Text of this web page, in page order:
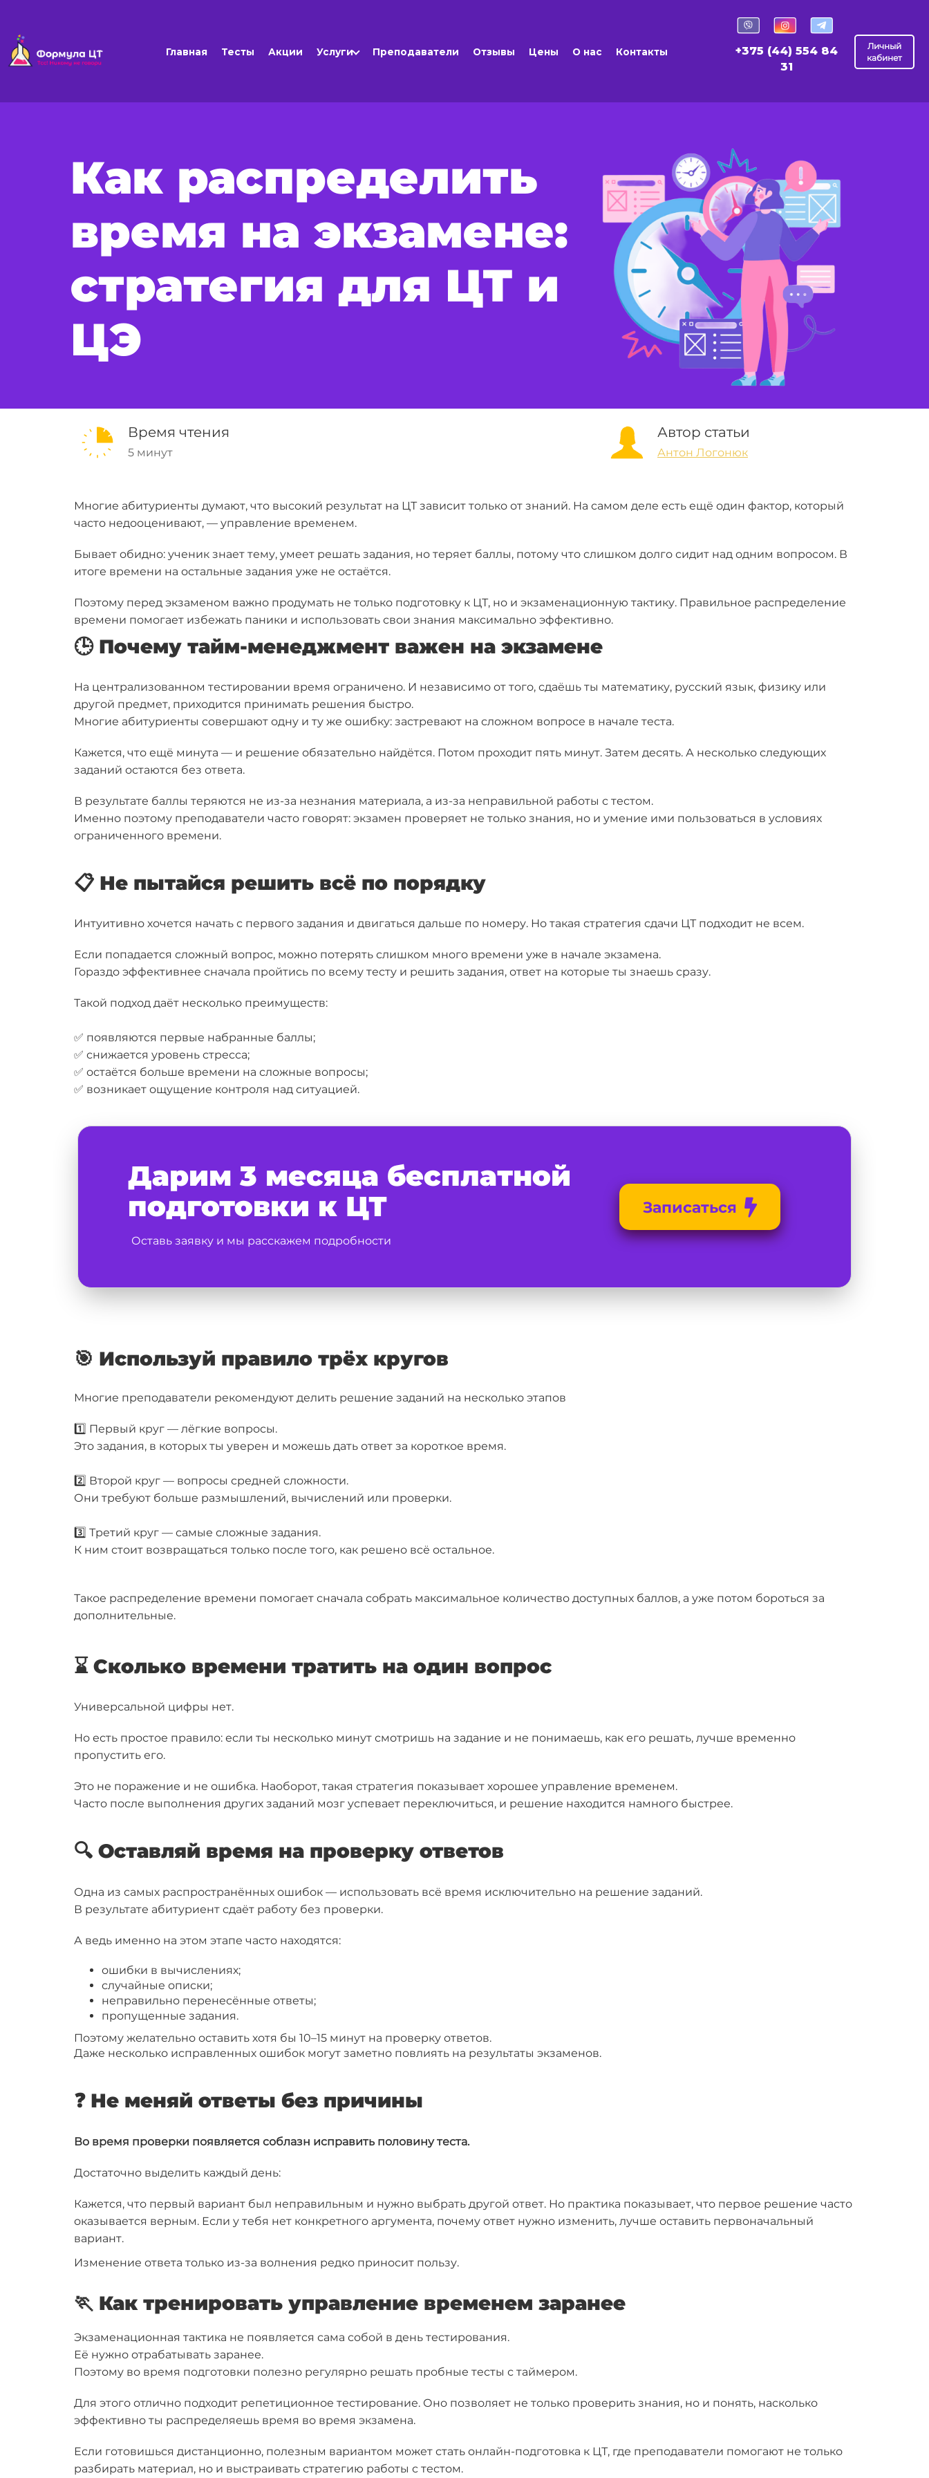
Главная Тесты Акции Услуги Преподаватели Отзывы Цены О нас Контакты
+375 (44) 554 84
31
Личный
кабинет
Как распределить
время на экзамене:
стратегия для ЦТ и
ЦЭ
Время чтения
5 минут
Автор статьи
Антон Логонюк
Многие абитуриенты думают, что высокий результат на ЦТ зависит только от знаний. На самом деле есть ещё один фактор, который
часто недооценивают, — управление временем.
Бывает обидно: ученик знает тему, умеет решать задания, но теряет баллы, потому что слишком долго сидит над одним вопросом. В
итоге времени на остальные задания уже не остаётся.
Поэтому перед экзаменом важно продумать не только подготовку к ЦТ, но и экзаменационную тактику. Правильное распределение
времени помогает избежать паники и использовать свои знания максимально эффективно.
🕒 Почему тайм-менеджмент важен на экзамене
На централизованном тестировании время ограничено. И независимо от того, сдаёшь ты математику, русский язык, физику или
другой предмет, приходится принимать решения быстро.
Многие абитуриенты совершают одну и ту же ошибку: застревают на сложном вопросе в начале теста.
Кажется, что ещё минута — и решение обязательно найдётся. Потом проходит пять минут. Затем десять. А несколько следующих
заданий остаются без ответа.
В результате баллы теряются не из-за незнания материала, а из-за неправильной работы с тестом.
Именно поэтому преподаватели часто говорят: экзамен проверяет не только знания, но и умение ими пользоваться в условиях
ограниченного времени.
📋 Не пытайся решить всё по порядку
Интуитивно хочется начать с первого задания и двигаться дальше по номеру. Но такая стратегия сдачи ЦТ подходит не всем.
Если попадается сложный вопрос, можно потерять слишком много времени уже в начале экзамена.
Гораздо эффективнее сначала пройтись по всему тесту и решить задания, ответ на которые ты знаешь сразу.
Такой подход даёт несколько преимуществ:
✅ появляются первые набранные баллы;
✅ снижается уровень стресса;
✅ остаётся больше времени на сложные вопросы;
✅ возникает ощущение контроля над ситуацией.
Дарим 3 месяца бесплатной
подготовки к ЦТ
Оставь заявку и мы расскажем подробности
Записаться
🎯 Используй правило трёх кругов
Многие преподаватели рекомендуют делить решение заданий на несколько этапов
1️⃣ Первый круг — лёгкие вопросы.
Это задания, в которых ты уверен и можешь дать ответ за короткое время.
2️⃣ Второй круг — вопросы средней сложности.
Они требуют больше размышлений, вычислений или проверки.
3️⃣ Третий круг — самые сложные задания.
К ним стоит возвращаться только после того, как решено всё остальное.
Такое распределение времени помогает сначала собрать максимальное количество доступных баллов, а уже потом бороться за
дополнительные.
⌛ Сколько времени тратить на один вопрос
Универсальной цифры нет.
Но есть простое правило: если ты несколько минут смотришь на задание и не понимаешь, как его решать, лучше временно
пропустить его.
Это не поражение и не ошибка. Наоборот, такая стратегия показывает хорошее управление временем.
Часто после выполнения других заданий мозг успевает переключиться, и решение находится намного быстрее.
🔍 Оставляй время на проверку ответов
Одна из самых распространённых ошибок — использовать всё время исключительно на решение заданий.
В результате абитуриент сдаёт работу без проверки.
А ведь именно на этом этапе часто находятся:
ошибки в вычислениях;
случайные описки;
неправильно перенесённые ответы;
пропущенные задания.
Поэтому желательно оставить хотя бы 10–15 минут на проверку ответов.
Даже несколько исправленных ошибок могут заметно повлиять на результаты экзаменов.
❓ Не меняй ответы без причины
Во время проверки появляется соблазн исправить половину теста.
Достаточно выделить каждый день:
Кажется, что первый вариант был неправильным и нужно выбрать другой ответ. Но практика показывает, что первое решение часто
оказывается верным. Если у тебя нет конкретного аргумента, почему ответ нужно изменить, лучше оставить первоначальный
вариант.
Изменение ответа только из-за волнения редко приносит пользу.
🏃 Как тренировать управление временем заранее
Экзаменационная тактика не появляется сама собой в день тестирования.
Её нужно отрабатывать заранее.
Поэтому во время подготовки полезно регулярно решать пробные тесты с таймером.
Для этого отлично подходит репетиционное тестирование. Оно позволяет не только проверить знания, но и понять, насколько
эффективно ты распределяешь время во время экзамена.
Если готовишься дистанционно, полезным вариантом может стать онлайн-подготовка к ЦТ, где преподаватели помогают не только
разбирать материал, но и выстраивать стратегию работы с тестом.